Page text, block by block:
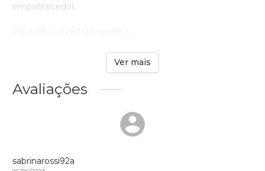
empobrecedor.
Ver mais
Avaliações
sabrinarossi92a